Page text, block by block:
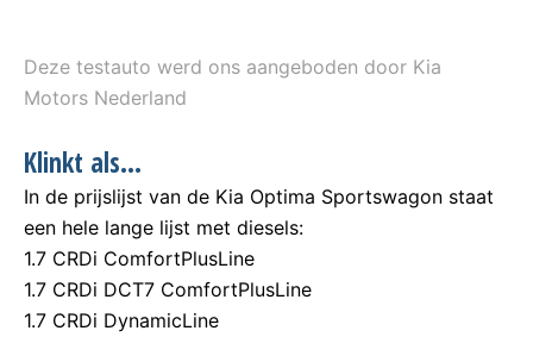
Deze testauto werd ons aangeboden door Kia
Motors Nederland
Klinkt als…
In de prijslijst van de Kia Optima Sportswagon staat
een hele lange lijst met diesels:
1.7 CRDi ComfortPlusLine
1.7 CRDi DCT7 ComfortPlusLine
1.7 CRDi DynamicLine